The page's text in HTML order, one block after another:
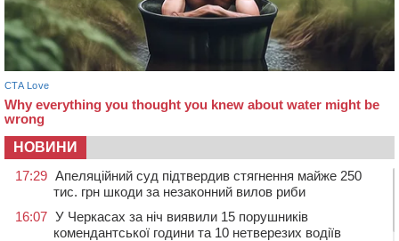
НОВИНИ
17:29 Апеляційний суд підтвердив стягнення майже 250
тис. грн шкоди за незаконний вилов риби
16:07 У Черкасах за ніч виявили 15 порушників
комендантської години та 10 нетверезих водіїв